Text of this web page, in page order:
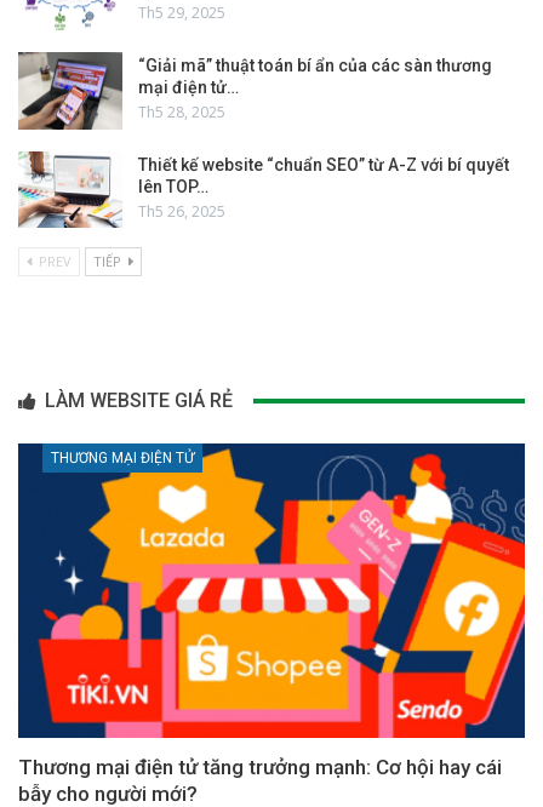
Th5 29, 2025
“Giải mã” thuật toán bí ẩn của các sàn thương
mại điện tử…
Th5 28, 2025
Thiết kế website “chuẩn SEO” từ A-Z với bí quyết
lên TOP…
Th5 26, 2025
PREV TIẾP
LÀM WEBSITE GIÁ RẺ
THƯƠNG MẠI ĐIỆN TỬ
Thương mại điện tử tăng trưởng mạnh: Cơ hội hay cái
bẫy cho người mới?